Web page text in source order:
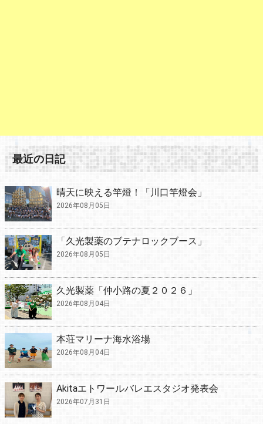
最近の日記
晴天に映える竿燈！「川口竿燈会」
2026年08月05日
「久光製薬のブテナロックブース」
2026年08月05日
久光製薬「仲小路の夏２０２６」
2026年08月04日
本荘マリーナ海水浴場
2026年08月04日
Akitaエトワールバレエスタジオ発表会
2026年07月31日